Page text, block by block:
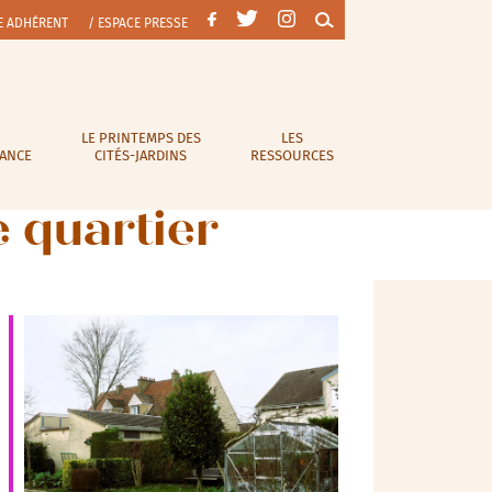
ADHÉRENT / ESPACE PRESSE
LE PRINTEMPS DES
CITÉS-JARDINS
LES
RESSOURCES
quartier
Outlook Live